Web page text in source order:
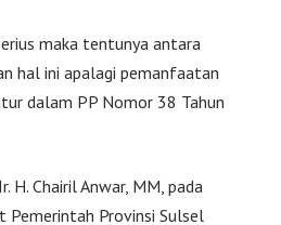
maka tentunya antara
hal ini apalagi pemanfaatan
dalam PP Nomor 38 Tahun
H. Chairil Anwar, MM, pada
Provinsi Sulsel